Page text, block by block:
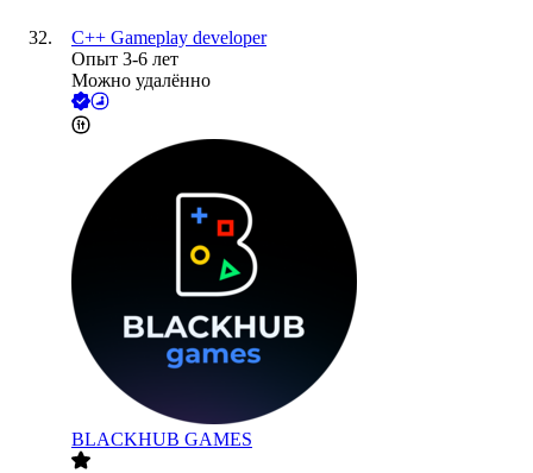
С++ Gameplay developer
Опыт 3-6 лет
Можно удалённо
BLACKHUB GAMES